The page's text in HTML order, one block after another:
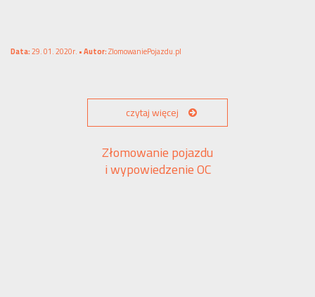
Data:29. 01. 2020r. •Autor:ZlomowaniePojazdu.pl
czytaj więcej
Złomowanie pojazdu
i wypowiedzenie OC